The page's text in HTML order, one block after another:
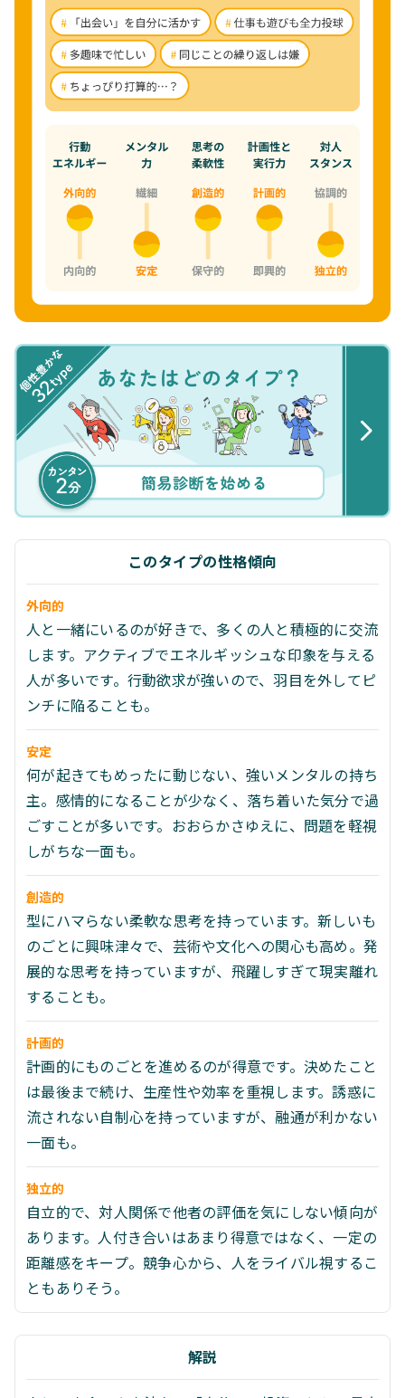
このタイプの性格傾向
外向的
人と一緒にいるのが好きで、多くの人と積極的に交流
します。アクティブでエネルギッシュな印象を与える
人が多いです。行動欲求が強いので、羽目を外してピ
ンチに陥ることも。
安定
何が起きてもめったに動じない、強いメンタルの持ち
主。感情的になることが少なく、落ち着いた気分で過
ごすことが多いです。おおらかさゆえに、問題を軽視
しがちな一面も。
創造的
型にハマらない柔軟な思考を持っています。新しいも
のごとに興味津々で、芸術や文化への関心も高め。発
展的な思考を持っていますが、飛躍しすぎて現実離れ
することも。
計画的
計画的にものごとを進めるのが得意です。決めたこと
は最後まで続け、生産性や効率を重視します。誘惑に
流されない自制心を持っていますが、融通が利かない
一面も。
独立的
自立的で、対人関係で他者の評価を気にしない傾向が
あります。人付き合いはあまり得意ではなく、一定の
距離感をキープ。競争心から、人をライバル視するこ
ともありそう。
解説